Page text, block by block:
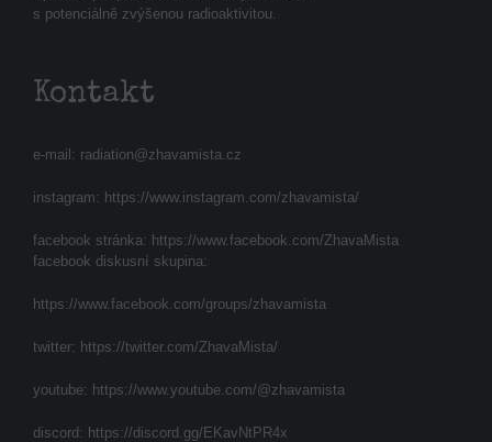
s potenciálně zvýšenou radioaktivitou.
Kontakt
e-mail: radiation@zhavamista.cz
instagram: https://www.instagram.com/zhavamista/
facebook stránka: https://www.facebook.com/ZhavaMista
facebook diskusní skupina:
https://www.facebook.com/groups/zhavamista
twitter: https://twitter.com/ZhavaMista/
youtube: https://www.youtube.com/@zhavamista
discord: https://discord.gg/EKavNtPR4x